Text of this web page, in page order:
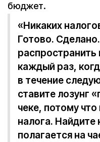
бюджет.
«Никаких
Готово.
каждый раз,
в течение
ставите лозунг
чеке, потому
налога. Найдите
полагается на